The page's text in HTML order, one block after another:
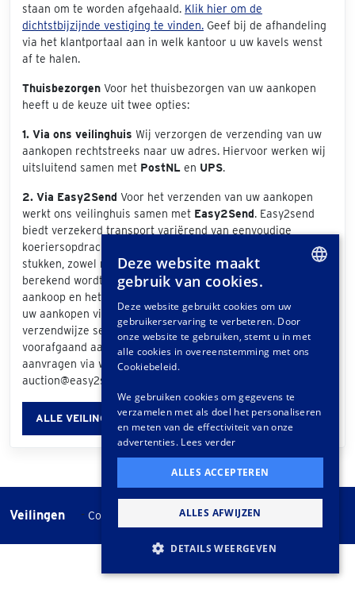
staan om te worden afgehaald. Klik hier om de
dichtstbijzijnde vestiging te vinden. Geef bij de afhandeling
via het klantportaal aan in welk kantoor u uw kavels wenst
af te halen.
Thuisbezorgen Voor het thuisbezorgen van uw aankopen
heeft u de keuze uit twee opties:
1. Via ons veilinghuis Wij verzorgen de verzending van uw
aankopen rechtstreeks naar uw adres. Hiervoor werken wij
uitsluitend samen met PostNL en UPS.
2. Via Easy2Send Voor het verzenden van uw aankopen
werkt ons veilinghuis samen met Easy2Send. Easy2send
biedt verzekerd transport variërend van eenvoudige
koeriersopdrachten tot het vervoeren van exclusieve
stukken, zowel nationaal als internationaal. De prijs die
berekend wordt is afhankelijk van de grootte van uw
aankoop en het bezorgadres. Als u bij de afhandeling van
uw aankopen via het klantportaal "Easy2Send" als
verzendwijze selecteert, ontvangt u een offerte. Ook
voorafgaand aan de veiling kunt u vrijblijvend een offerte
aanvragen via www.easy2send.nl/veilingen |
auction@easy2send.nl | Telefoon: (+31) 88 330 0999.
ALLE VEILINGINFORMATIE
Veilingen - Cookie instellingen Veilingvoorwaarden
GERMAN
FRENCH
Deze website maakt
gebruik van cookies.
Deze website gebruikt cookies om uw
gebruikerservaring te verbeteren. Door
onze website te gebruiken, stemt u in met
alle cookies in overeenstemming met ons
Cookiebeleid.
We gebruiken cookies om gegevens te
verzamelen met als doel het personaliseren
en meten van de effectiviteit van onze
advertenties. Lees verder
ALLES ACCEPTEREN
ALLES AFWIJZEN
DETAILS WEERGEVEN
STRIKT NOODZAKELIJK